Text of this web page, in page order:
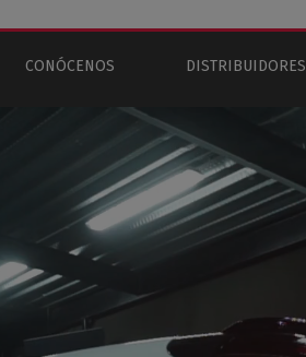
CONÓCENOS DISTRIBUIDORES